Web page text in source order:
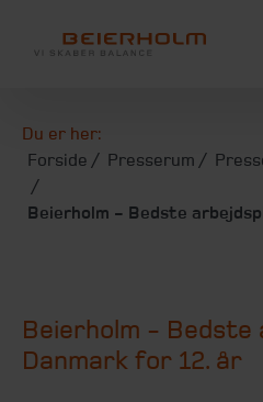
Du er her:
Forside
Presserum
Beierholm - Bedste
Beierholm - Bedste
Danmark for 12. år